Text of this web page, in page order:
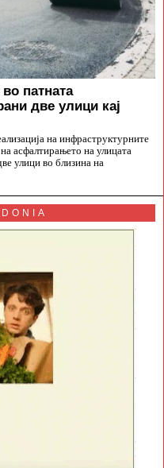
патната
две улици кај
на инфраструктурните
асфалтирањето на улицата
улици во близина на